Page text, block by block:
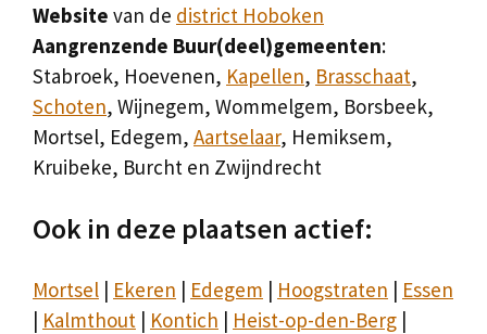
Website van de district Hoboken
Aangrenzende Buur(deel)gemeenten:
Stabroek, Hoevenen, Kapellen, Brasschaat,
Schoten, Wijnegem, Wommelgem, Borsbeek,
Mortsel, Edegem, Aartselaar, Hemiksem,
Kruibeke, Burcht en Zwijndrecht
Ook in deze plaatsen actief:
Mortsel | Ekeren | Edegem | Hoogstraten | Essen
| Kalmthout | Kontich | Heist-op-den-Berg |